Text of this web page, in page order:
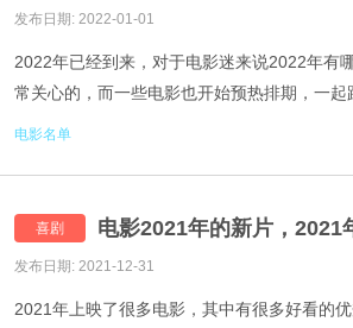
发布日期: 2022-01-01
2022年已经到来，对于电影迷来说2022年有
常关心的，而一些电影也开始预热排期，一
单，预计2022年上映的电影。 1.《春歌》 2.
电影名单
喜剧 电影2021年的新片，2021
发布日期: 2021-12-31
2021年上映了很多电影，其中有很多好看的